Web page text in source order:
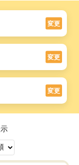
変更
変更
変更